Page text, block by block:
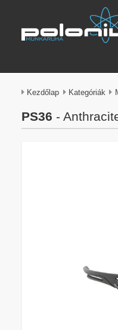
Kezdőlap Kategóriák
PS36 -